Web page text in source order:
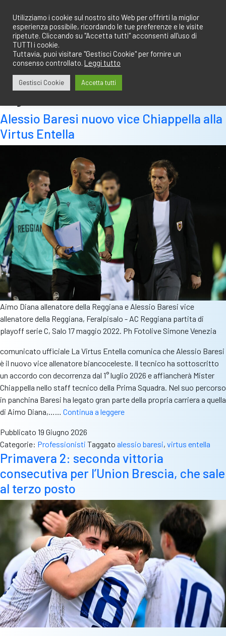
contenuto
Alessio Baresi nuovo vice Chiappella alla
Virtus Entella
Aimo Diana allenatore della Reggiana e Alessio Baresi vice
allenatore della Reggiana, Feralpisalo - AC Reggiana partita di
playoff serie C, Salo 17 maggio 2022. Ph Fotolive Simone Venezia
comunicato ufficiale La Virtus Entella comunica che Alessio Baresi
è il nuovo vice allenatore biancoceleste. Il tecnico ha sottoscritto
un accordo con decorrenza dal 1° luglio 2026 e affiancherà Mister
Chiappella nello staff tecnico della Prima Squadra. Nel suo percorso
in panchina Baresi ha legato gran parte della propria carriera a quella
di Aimo Diana,…… Continua a leggereAlessio
vice
Chiappella
alla
Pubblicato 19 Giugno 2026
Categorie: Professionisti Taggato alessio baresi, virtus entella
Primavera 2: seconda vittoria
consecutiva per l’Union Brescia, che sale
al terzo posto
Utilizziamo i cookie sul nostro sito Web per offrirti la miglior
esperienza possibile, ricordando le tue preferenze e le visite
ripetute. Cliccando su "Accetta tutti" acconsenti all'uso di
TUTTI i cookie.
Tuttavia, puoi visitare "Gestisci Cookie" per fornire un
consenso controllato. Leggi tutto
Gestisci Cookie Accetta tutti